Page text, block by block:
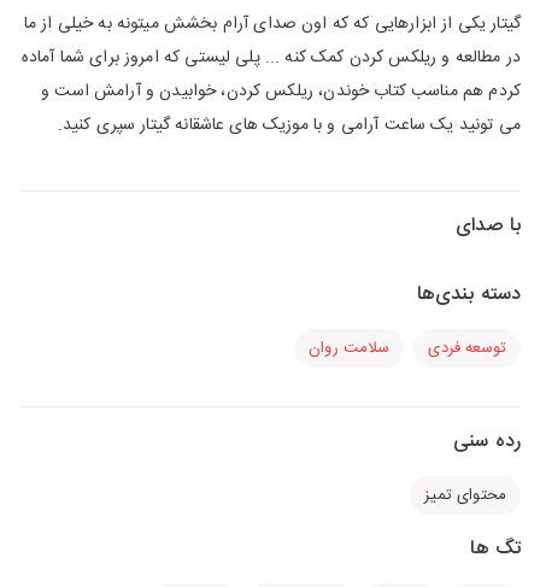
گیتار یکی از ابزارهایی که که اون صدای آرام بخشش میتونه به خیلی از ما
در مطالعه و ریلکس کردن کمک کنه ... پلی لیستی که امروز برای شما آماده
کردم هم مناسب کتاب خوندن، ریلکس کردن، خوابیدن و آرامش است و
می تونید یک ساعت آرامی و با موزیک های عاشقانه گیتار سپری کنید.
با صدای
دسته بندی‌ها
توسعه فردی سلامت روان
رده سنی
محتوای تمیز
تگ ها